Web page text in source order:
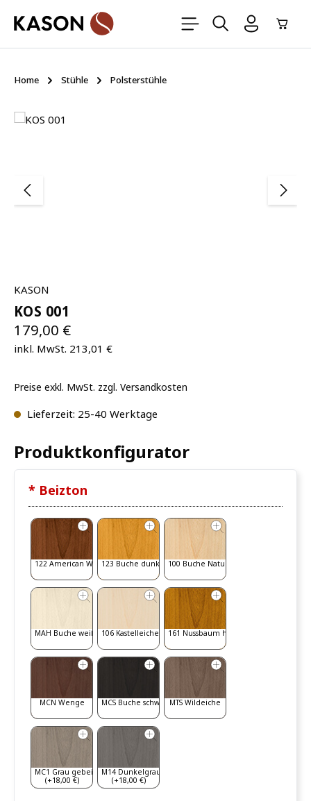
Zum Hauptinhalt springen
Home Stühle Polsterstühle
Bildergalerie überspringen
KASON
KOS 001
179,00 €
inkl. MwSt. 213,01 €
Preise exkl. MwSt. zzgl. Versandkosten
Lieferzeit: 25-40 Werktage
Produktkonfigurator
* Beizton
122 American Walnut123 Buche dunkel 100 Buche Natur
MAH Buche weiß gebeizt106 Kastelleiche 161 Nussbaum hell
MCN Wenge MCS Buche schwarzMTS Wildeiche
MC1 Grau gebeizt
(+18,00 €)
M14 Dunkelgrau
(+18,00 €)